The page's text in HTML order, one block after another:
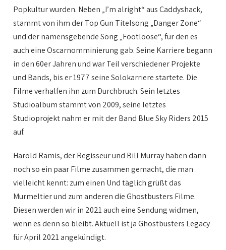
Popkultur wurden. Neben „I’m alright“ aus Caddyshack,
stammt von ihm der Top Gun Titelsong „Danger Zone“
und der namensgebende Song „Footloose“, für den es
auch eine Oscarnomminierung gab. Seine Karriere begann
in den 60er Jahren und war Teil verschiedener Projekte
und Bands, bis er 1977 seine Solokarriere startete. Die
Filme verhalfen ihn zum Durchbruch. Sein letztes
Studioalbum stammt von 2009, seine letztes
Studioprojekt nahm er mit der Band Blue Sky Riders 2015
auf.
Harold Ramis, der Regisseur und Bill Murray haben dann
noch so ein paar Filme zusammen gemacht, die man
vielleicht kennt: zum einen Und täglich grüßt das
Murmeltier und zum anderen die Ghostbusters Filme.
Diesen werden wir in 2021 auch eine Sendung widmen,
wenn es denn so bleibt. Aktuell ist ja Ghostbusters Legacy
für April 2021 angekündigt.